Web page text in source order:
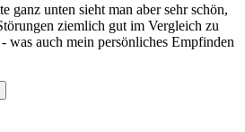
ganz unten sieht man aber sehr schön,
ziemlich gut im Vergleich zu
was auch mein persönliches Empfinden